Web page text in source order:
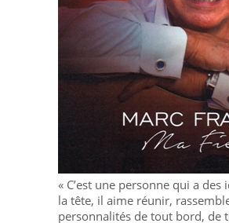
« C’est une personne qui a des
la tête, il aime réunir,
personnalités de tout bord, de